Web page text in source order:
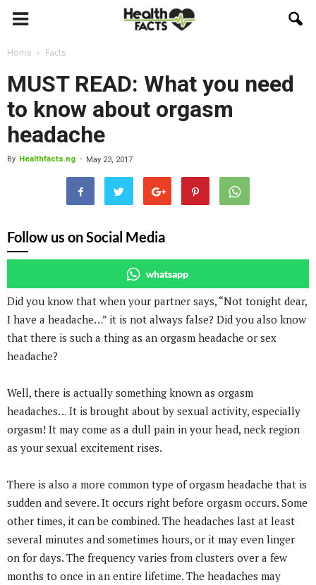
Home Facts
MUST READ: What you need
to know about orgasm
headache
By Healthfacts.ng - May 23, 2017
Follow us on Social Media
whatsapp
Did you know that when your partner says, “Not tonight dear,
I have a headache…” it is not always false? Did you also know
that there is such a thing as an orgasm headache or sex
headache?
Well, there is actually something known as orgasm
headaches… It is brought about by sexual activity, especially
orgasm! It may come as a dull pain in your head, neck region
as your sexual excitement rises.
There is also a more common type of orgasm headache that is
sudden and severe. It occurs right before orgasm occurs. Some
other times, it can be combined. The headaches last at least
several minutes and sometimes hours, or it may even linger
on for days. The frequency varies from clusters over a few
months to once in an entire lifetime. The headaches may